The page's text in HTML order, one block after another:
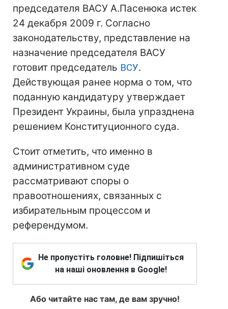
председателя ВАСУ А.Пасенюка истек
24 декабря 2009 г. Согласно
законодательству, представление на
назначение председателя ВАСУ
готовит председатель ВСУ.
Действующая ранее норма о том, что
поданную кандидатуру утверждает
Президент Украины, была упразднена
решением Конституционного суда.
Стоит отметить, что именно в
административном суде
рассматривают споры о
правоотношениях, связанных с
избирательным процессом и
референдумом.
Не пропустіть головне! Підпишіться
на наші оновлення в Google!
Або читайте нас там, де вам зручно!